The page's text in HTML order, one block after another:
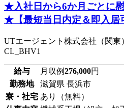
★入社日から6か月ごとに
★【最短当日内定＆即入居
UTエージェント株式会社（関
CL_BHV1
給与 月収例276,000円
勤務地
滋賀県 長浜市
寮・社宅 あり（無料）